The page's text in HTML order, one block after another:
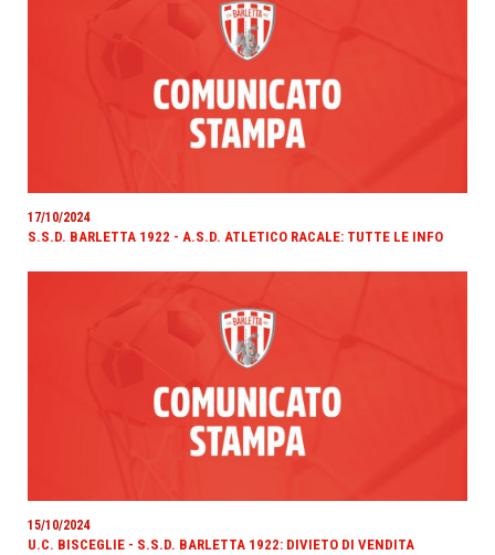
17/10/2024
S.S.D. BARLETTA 1922 - A.S.D. ATLETICO RACALE: TUTTE LE INFO
15/10/2024
U.C. BISCEGLIE - S.S.D. BARLETTA 1922: DIVIETO DI VENDITA